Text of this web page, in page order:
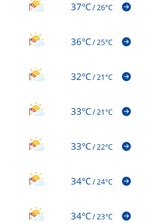
37°C/26°C
36°C/25°C
32°C/21°C
33°C/21°C
33°C/22°C
34°C/24°C
34°C/23°C